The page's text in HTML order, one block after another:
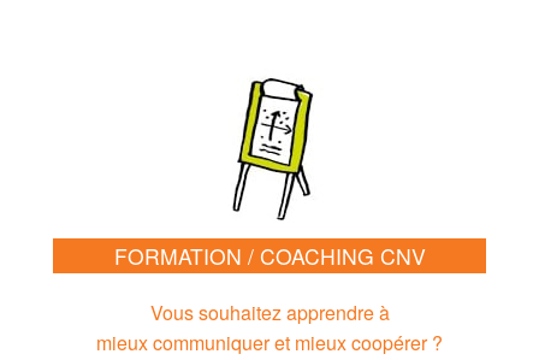
FORMATION / COACHING CNV
Vous souhaitez apprendre à
mieux communiquer et mieux coopérer ?